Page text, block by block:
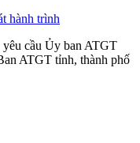
hành trình
cầu Ủy ban ATGT
ATGT tỉnh, thành phố